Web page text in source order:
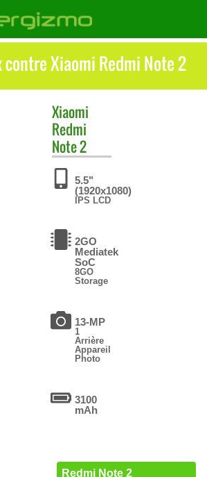
contre Xiaomi Redmi Note 2
Xiaomi
Redmi
Note 2
5.5"
(1920x1080)
IPS LCD
2GO
Mediatek
SoC
8GO
Storage
13-MP
1
Arrière
Appareil
Photo
3100
mAh
Redmi Note 2